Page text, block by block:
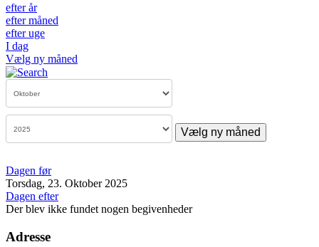
efter år
efter måned
efter uge
I dag
Vælg ny måned
Vælg ny måned
Dagen før
Torsdag, 23. Oktober 2025
Dagen efter
Der blev ikke fundet nogen begivenheder
Adresse